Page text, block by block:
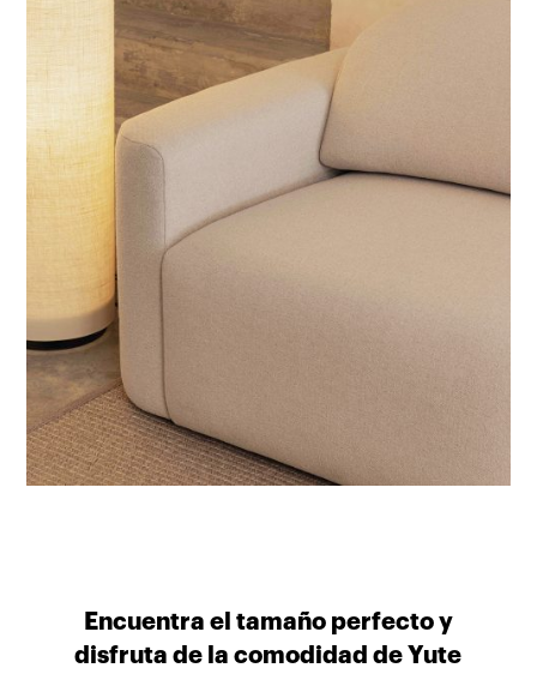
Encuentra el tamaño perfecto y
disfruta de la comodidad de Yute